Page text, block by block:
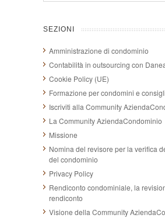
SEZIONI
Amministrazione di condominio
Contabilità in outsourcing con
Cookie Policy (UE)
Formazione per condomini e
Iscriviti alla Community
La Community AziendaCondominio
Missione
Nomina del revisore per la verifica
del condominio
Privacy Policy
Rendiconto condominiale, la
rendiconto
Visione della Community